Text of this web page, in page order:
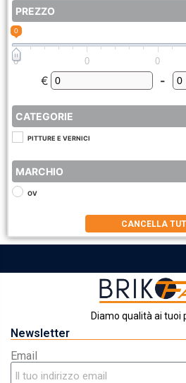
PREZZO
0
0 0 0
€ -
CATEGORIE
PITTURE E VERNICI
MARCHIO
OV
CANCELLA
Diamo qualità ai tuoi
Newsletter
Email